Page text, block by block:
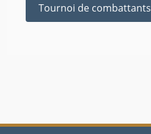
Tournoi de combattants